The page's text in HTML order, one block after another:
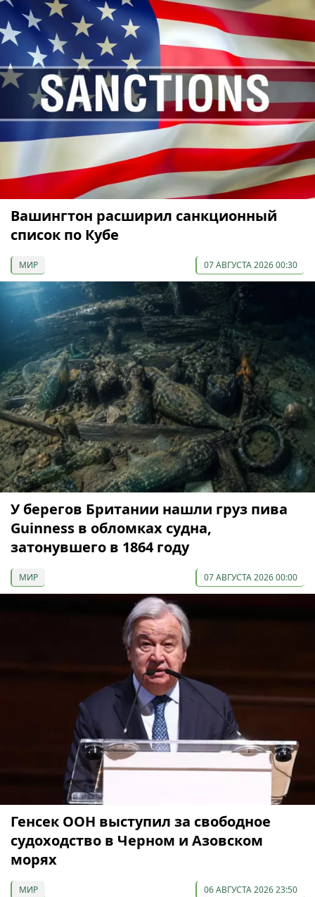
Вашингтон расширил санкционный
список по Кубе
МИР 07 АВГУСТА 2026 00:30
У берегов Британии нашли груз пива
Guinness в обломках судна,
затонувшего в 1864 году
МИР 07 АВГУСТА 2026 00:00
Генсек ООН выступил за свободное
судоходство в Черном и Азовском
морях
МИР 06 АВГУСТА 2026 23:50